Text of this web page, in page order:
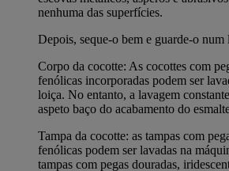
nenhuma das superfícies.
Depois, seque-o bem e guarde-o num
Corpo da cocotte: As cocottes com
fenólicas incorporadas podem ser
loiça. No entanto, a lavagem
aspeto baço do acabamento do
Tampa da cocotte: as tampas com
fenólicas podem ser lavadas na
tampas com pegas douradas,